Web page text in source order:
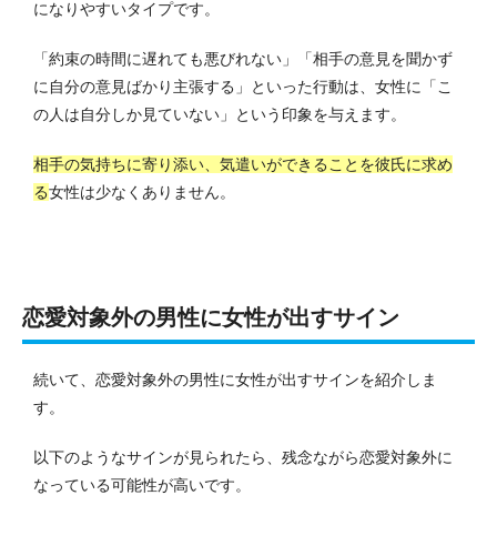
になりやすいタイプです。
「約束の時間に遅れても悪びれない」「相手の意見を聞かず
に自分の意見ばかり主張する」といった行動は、女性に「こ
の人は自分しか見ていない」という印象を与えます。
相手の気持ちに寄り添い、気遣いができることを彼氏に求め
る女性は少なくありません。
恋愛対象外の男性に女性が出すサイン
続いて、恋愛対象外の男性に女性が出すサインを紹介しま
す。
以下のようなサインが見られたら、残念ながら恋愛対象外に
なっている可能性が高いです。